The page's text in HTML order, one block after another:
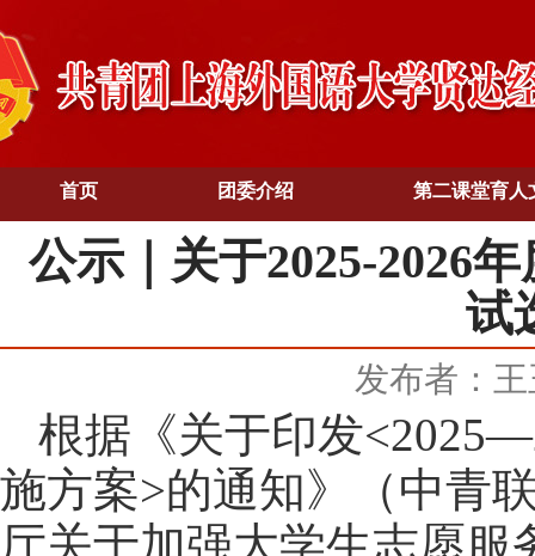
首页 团委介绍 第二课堂育人
公示｜关于2025-2026
试
发布者：
根据《关于印发<2025
施方案>的通知》（中青
厅关于加强大学生志愿